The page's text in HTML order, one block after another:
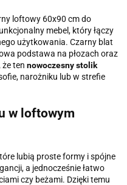
loftowy 60x90 cm do
mebel, który łączy
użytkowania. Czarny blat
podstawa na płozach oraz
ten nowoczesny stolik
narożniku lub w strefie
w loftowym
lubią proste formy i spójne
a jednocześnie łatwo
czy beżami. Dzięki temu